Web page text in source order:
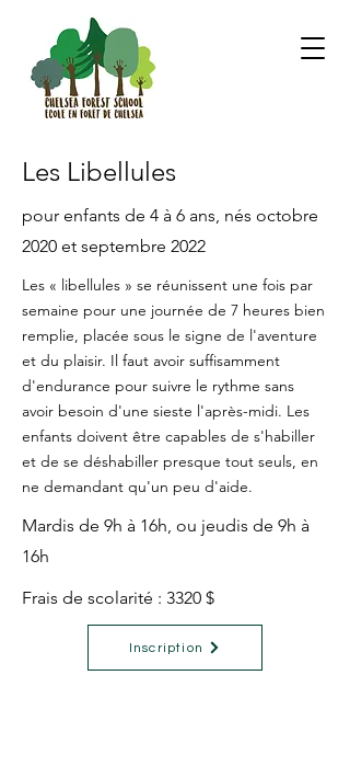
Les Libellules
pour enfants de 4 à 6 ans, nés octobre
2020 et septembre 2022
Les « libellules » se réunissent une fois par
semaine pour une journée de 7 heures bien
remplie, placée sous le signe de l'aventure
et du plaisir. Il faut avoir suffisamment
d'endurance pour suivre le rythme sans
avoir besoin d'une sieste l'après-midi. Les
enfants doivent être capables de s'habiller
et de se déshabiller presque tout seuls, en
ne demandant qu'un peu d'aide.
Mardis de 9h à 16h, ou jeudis de 9h à
16h
Frais de scolarité : 3320 $
Inscription